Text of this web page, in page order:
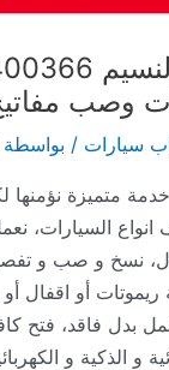
وصب
سيارات / بواسطة
متميزة نؤمنها
انواع السيارات،
نسخ و صب و
ريموتات أو اقفال أو
بدل فاقد، فتح
و الذكية و